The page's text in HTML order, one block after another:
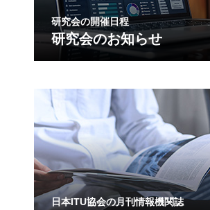
研究会の開催日程
研究会のお知らせ
日本ITU協会の月刊情報機関誌